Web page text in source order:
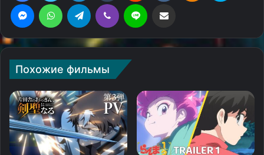
MessengerWhatsAppTelegram Viber Line Поделиться через электронную почту
Похожие фильмы